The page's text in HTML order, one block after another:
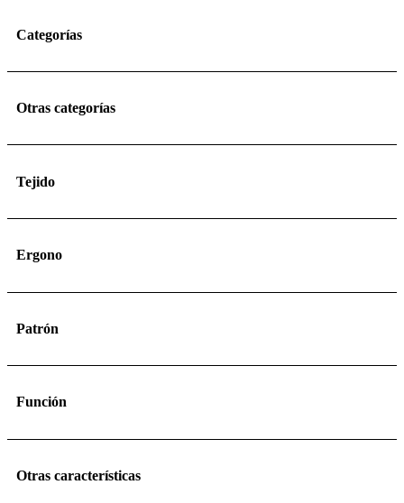
Categorías
Otras categorías
Tejido
Ergono
Patrón
Función
Otras características